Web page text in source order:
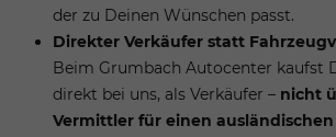
der zu Deinen Wünschen passt.
Direkter Verkäufer statt
Beim Grumbach Autocenter kaufst
direkt bei uns, als Verkäufer – nicht
Vermittler für einen